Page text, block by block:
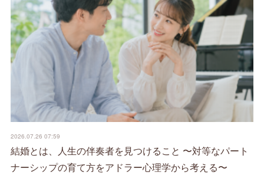
2026.07.26 07:59
結婚とは、人生の伴奏者を見つけること 〜対等なパート
ナーシップの育て方をアドラー心理学から考える〜